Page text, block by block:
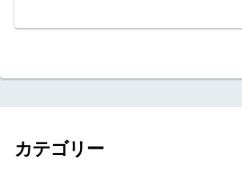
カテゴリー